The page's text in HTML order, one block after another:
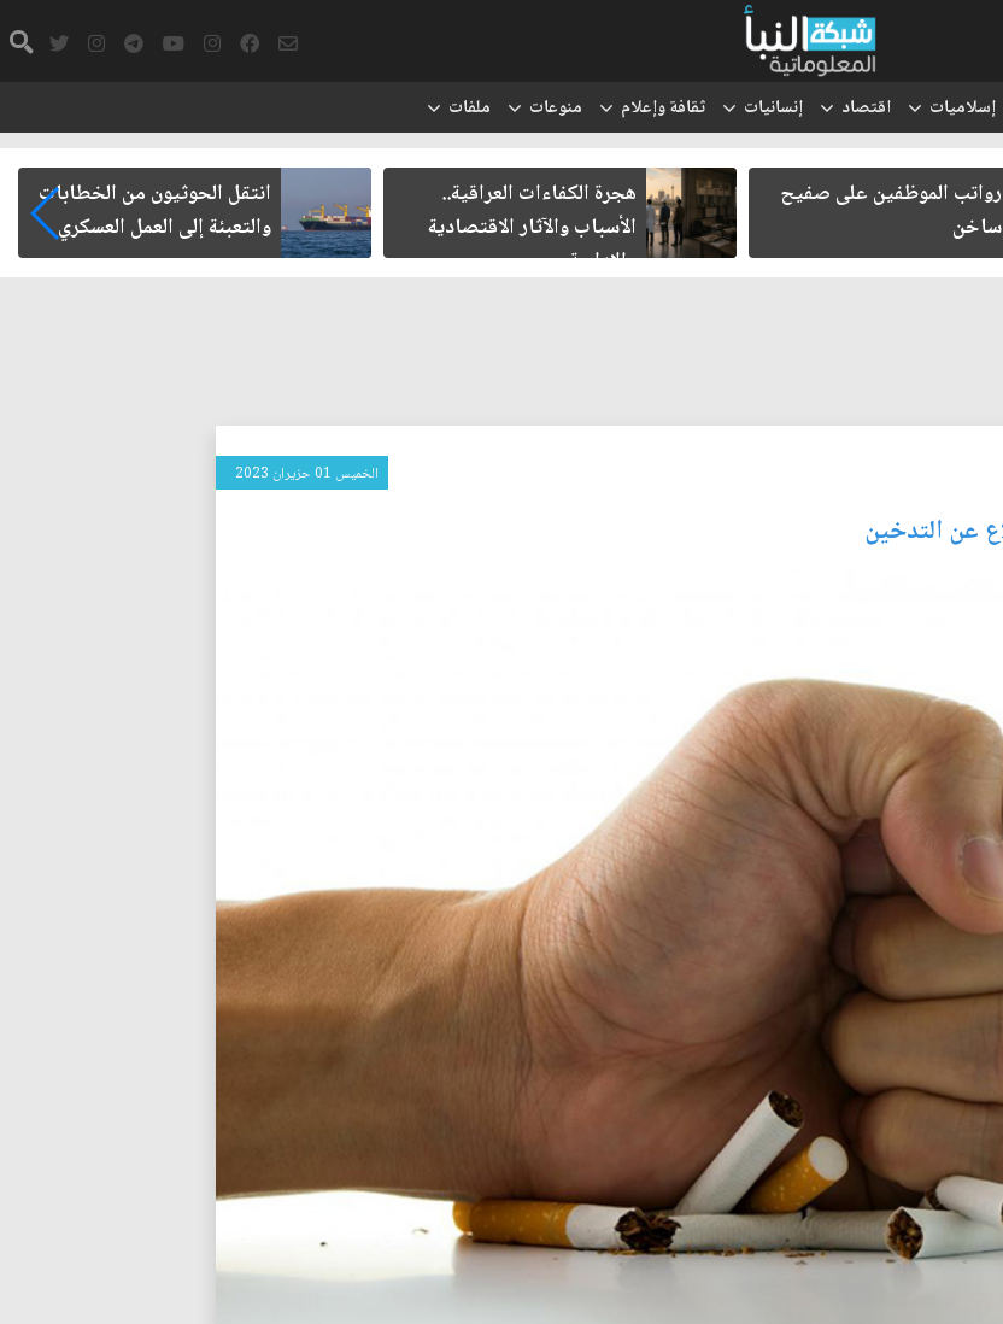
إسلاميات اقتصاد إنسانيات ثقافة وإعلام منوعات ملفات
رواتب الموظفين على صفيح
ساخن
هجرة الكفاءات العراقية..
الأسباب والآثار الاقتصادية
والإدارية
انتقل الحوثيون من الخطابات
والتعبئة إلى العمل العسكري
الخميس 01 حزيران 2023